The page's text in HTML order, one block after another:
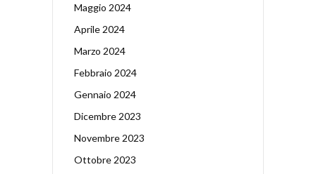
Maggio 2024
Aprile 2024
Marzo 2024
Febbraio 2024
Gennaio 2024
Dicembre 2023
Novembre 2023
Ottobre 2023